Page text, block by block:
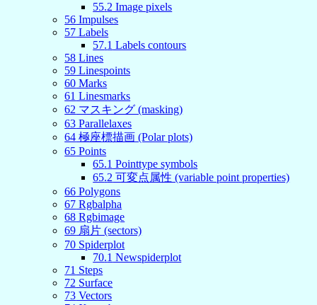
55.2 Image pixels
56 Impulses
57 Labels
57.1 Labels contours
58 Lines
59 Linespoints
60 Marks
61 Linesmarks
62 マスキング (masking)
63 Parallelaxes
64 極座標描画 (Polar plots)
65 Points
65.1 Pointtype symbols
65.2 可変点属性 (variable point properties)
66 Polygons
67 Rgbalpha
68 Rgbimage
69 扇片 (sectors)
70 Spiderplot
70.1 Newspiderplot
71 Steps
72 Surface
73 Vectors